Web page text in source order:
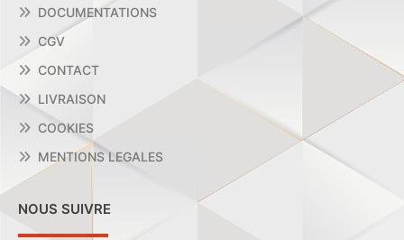
DOCUMENTATIONS
CGV
CONTACT
LIVRAISON
COOKIES
MENTIONS LEGALES
NOUS SUIVRE